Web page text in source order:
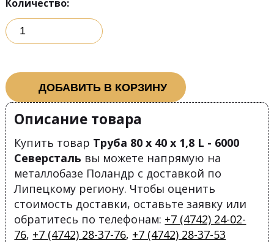
Количество:
ДОБАВИТЬ В КОРЗИНУ
Описание товара
Купить товар Труба 80 х 40 х 1,8 L - 6000
Северсталь вы можете напрямую на
металлобазе Поландр с доставкой по
Липецкому региону. Чтобы оценить
стоимость доставки, оставьте заявку или
обратитесь по телефонам: +7 (4742) 24-02-
76, +7 (4742) 28-37-76, +7 (4742) 28-37-53